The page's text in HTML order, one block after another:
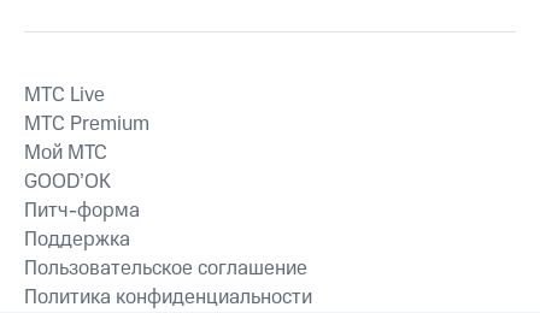
MTС Live
MTС Premium
Мой МТС
GOOD’OK
Питч-форма
Поддержка
Пользовательское соглашение
Политика конфиденциальности